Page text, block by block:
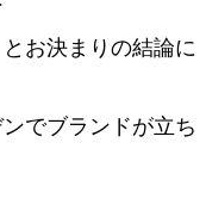
お決まりの結論に
でブランドが立ち